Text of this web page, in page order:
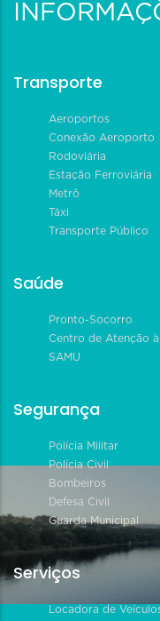
Transporte
Aeroportos
Conexão Aeroporto
Rodoviária
Estação Ferroviária
Metrô
Táxi
Transporte Público
Saúde
Pronto-Socorro
Centro de Atenção
SAMU
Segurança
Polícia Militar
Polícia Civil
Bombeiros
Defesa Civil
Guarda Municipal
Serviços
Locadora de